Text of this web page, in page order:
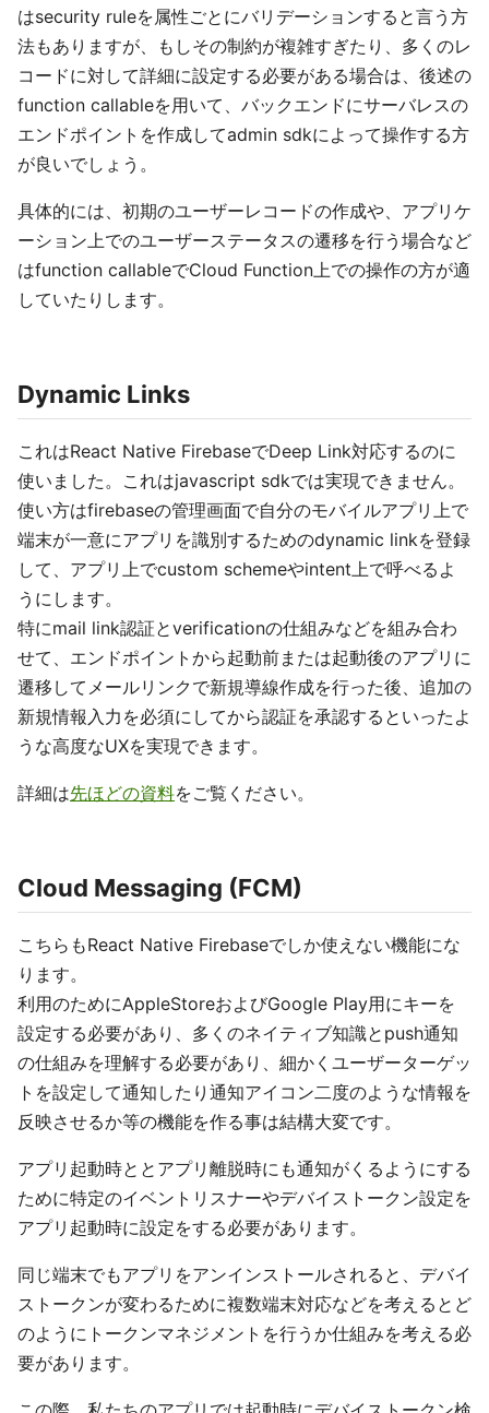
はsecurity ruleを属性ごとにバリデーションすると言う方
法もありますが、もしその制約が複雑すぎたり、多くのレ
コードに対して詳細に設定する必要がある場合は、後述の
function callableを用いて、バックエンドにサーバレスの
エンドポイントを作成してadmin sdkによって操作する方
が良いでしょう。
具体的には、初期のユーザーレコードの作成や、アプリケ
ーション上でのユーザーステータスの遷移を行う場合など
はfunction callableでCloud Function上での操作の方が適
していたりします。
Dynamic Links
これはReact Native FirebaseでDeep Link対応するのに
使いました。これはjavascript sdkでは実現できません。
使い方はfirebaseの管理画面で自分のモバイルアプリ上で
端末が一意にアプリを識別するためのdynamic linkを登録
して、アプリ上でcustom schemeやintent上で呼べるよ
うにします。
特にmail link認証とverificationの仕組みなどを組み合わ
せて、エンドポイントから起動前または起動後のアプリに
遷移してメールリンクで新規導線作成を行った後、追加の
新規情報入力を必須にしてから認証を承認するといったよ
うな高度なUXを実現できます。
詳細は先ほどの資料をご覧ください。
Cloud Messaging (FCM)
こちらもReact Native Firebaseでしか使えない機能にな
ります。
利用のためにAppleStoreおよびGoogle Play用にキーを
設定する必要があり、多くのネイティブ知識とpush通知
の仕組みを理解する必要があり、細かくユーザーターゲッ
トを設定して通知したり通知アイコン二度のような情報を
反映させるか等の機能を作る事は結構大変です。
アプリ起動時ととアプリ離脱時にも通知がくるようにする
ために特定のイベントリスナーやデバイストークン設定を
アプリ起動時に設定をする必要があります。
同じ端末でもアプリをアンインストールされると、デバイ
ストークンが変わるために複数端末対応などを考えるとど
のようにトークンマネジメントを行うか仕組みを考える必
要があります。